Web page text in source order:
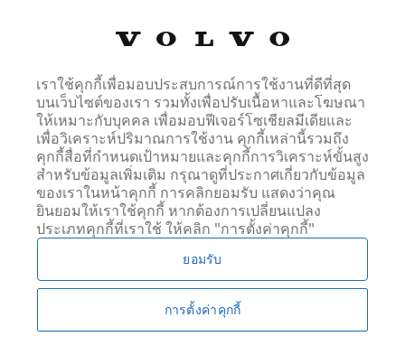
อีเมล์ *
โทรศัพท์ *
ข้อความของคุณ *
เราใช้คุกกี้เพื่อมอบประสบการณ์การใช้งานที่ดีที่สุด
บนเว็บไซต์ของเรา รวมทั้งเพื่อปรับเนื้อหาและโฆษณา
ให้เหมาะกับบุคคล เพื่อมอบฟีเจอร์โซเชียลมีเดียและ
เพื่อวิเคราะห์ปริมาณการใช้งาน คุกกี้เหล่านี้รวมถึง
คุกกี้สื่อที่กำหนดเป้าหมายและคุกกี้การวิเคราะห์ขั้นสูง
สำหรับข้อมูลเพิ่มเติม กรุณาดูที่ประกาศเกี่ยวกับข้อมูล
ของเราในหน้าคุกกี้ การคลิกยอมรับ แสดงว่าคุณ
ยินยอมให้เราใช้คุกกี้ หากต้องการเปลี่ยนแปลง
ประเภทคุกกี้ที่เราใช้ ให้คลิก "การตั้งค่าคุกกี้"
ยอมรับ
การตั้งค่าคุกกี้